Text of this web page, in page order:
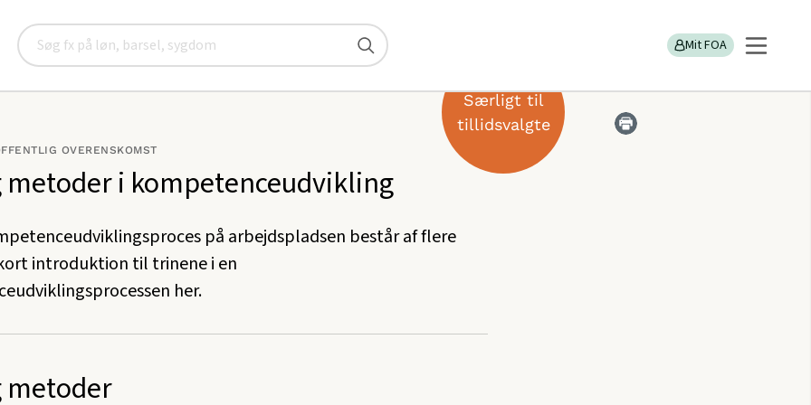
Søg
Mit FOA
Trin og metoder i kompetenceudvikling
Særligt til
tillidsvalgte
OVERENSKOMST
metoder i kompetenceudvikling
på arbejdspladsen består af flere
introduktion til trinene i en
her.
metoder